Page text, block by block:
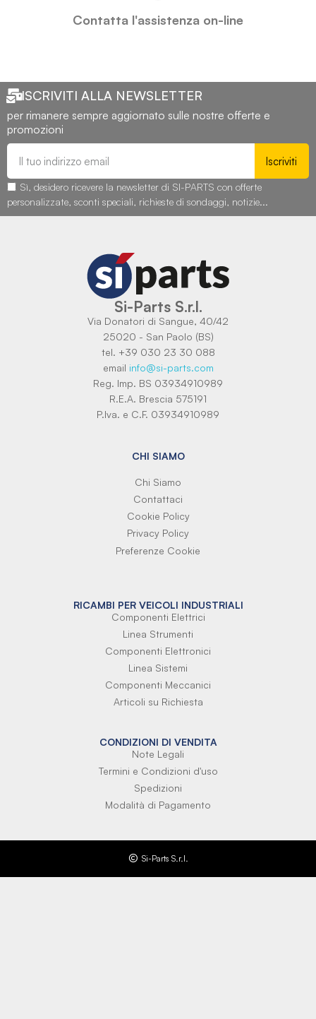
Contatta l'assistenza on-line
ISCRIVITI ALLA NEWSLETTER
per rimanere sempre aggiornato sulle nostre offerte e
promozioni
Iscriviti
Sì, desidero ricevere la newsletter di SI-PARTS con offerte
personalizzate, sconti speciali, richieste di sondaggi, notizie...
Si-Parts S.r.l.
Via Donatori di Sangue, 40/42
25020 - San Paolo (BS)
tel. +39 030 23 30 088
email info@si-parts.com
Reg. Imp. BS 03934910989
R.E.A. Brescia 575191
P.Iva. e C.F. 03934910989
CHI SIAMO
Chi Siamo
Contattaci
Cookie Policy
Privacy Policy
Preferenze Cookie
RICAMBI PER VEICOLI INDUSTRIALI
Componenti Elettrici
Linea Strumenti
Componenti Elettronici
Linea Sistemi
Componenti Meccanici
Articoli su Richiesta
CONDIZIONI DI VENDITA
Note Legali
Termini e Condizioni d'uso
Spedizioni
Modalità di Pagamento
Si-Parts S.r.l.